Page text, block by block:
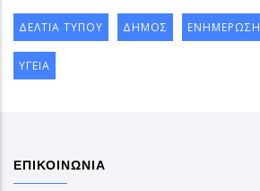
ΔΕΛΤΙΑ ΤΥΠΟΥ ΔΗΜΟΣ ΕΝΗΜΕΡΩΣΗ
ΥΓΕΙΑ
ΕΠΙΚΟΙΝΩΝΙΑ